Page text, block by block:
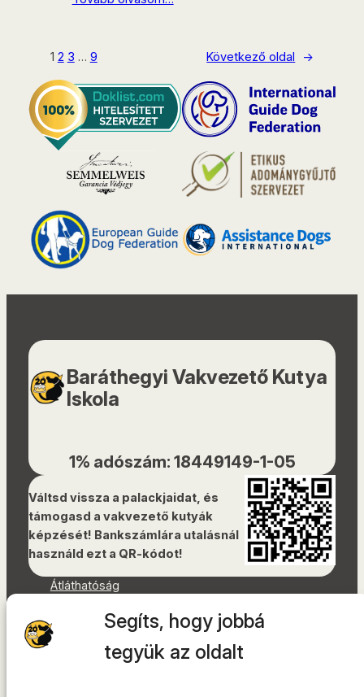
Segíts, hogy jobbá
tegyük az oldalt
1 2 3 … 9 Következő oldal →
Baráthegyi Vakvezető Kutya
Iskola
1% adószám: 18449149-1-05
Váltsd vissza a palackjaidat, és
támogasd a vakvezető kutyák
képzését! Bankszámlára utalásnál
használd ezt a QR-kódot!
Átláthatóság
Akadálymentességi nyilatkozat
Oldaltérkép